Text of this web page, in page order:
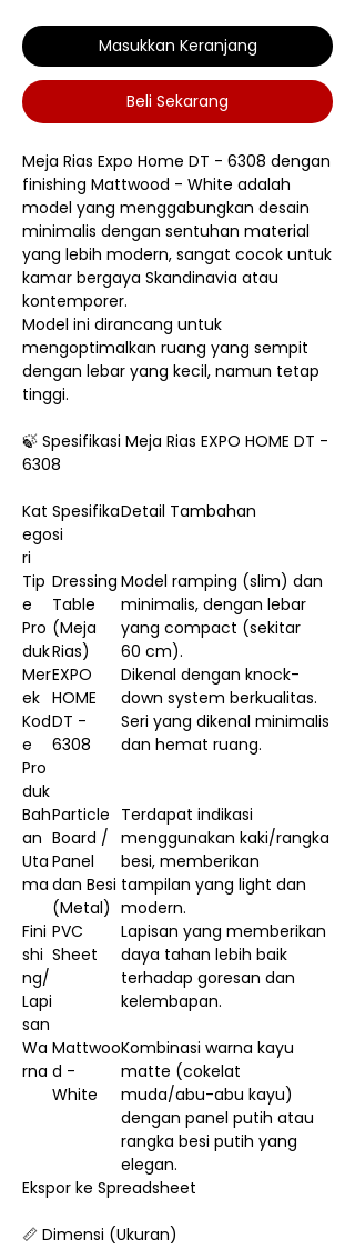
Masukkan Keranjang
Beli Sekarang
Meja Rias Expo Home DT - 6308 dengan
finishing Mattwood - White adalah
model yang menggabungkan desain
minimalis dengan sentuhan material
yang lebih modern, sangat cocok untuk
kamar bergaya Skandinavia atau
kontemporer.
Model ini dirancang untuk
mengoptimalkan ruang yang sempit
dengan lebar yang kecil, namun tetap
tinggi.
🍃 Spesifikasi Meja Rias EXPO HOME DT -
6308
Kat
ego
ri
Spesifika
si
Detail Tambahan
Tip
e
Pro
duk
Dressing
Table
(Meja
Rias)
Model ramping (slim) dan
minimalis, dengan lebar
yang compact (sekitar
60 cm).
Mer
ek
EXPO
HOME
Dikenal dengan knock-
down system berkualitas.
Kod
e
Pro
duk
DT -
6308
Seri yang dikenal minimalis
dan hemat ruang.
Bah
an
Uta
ma
Particle
Board /
Panel
dan Besi
(Metal)
Terdapat indikasi
menggunakan kaki/rangka
besi, memberikan
tampilan yang light dan
modern.
Fini
shi
ng/
Lapi
san
PVC
Sheet
Lapisan yang memberikan
daya tahan lebih baik
terhadap goresan dan
kelembapan.
Wa
rna
Mattwoo
d -
White
Kombinasi warna kayu
matte (cokelat
muda/abu-abu kayu)
dengan panel putih atau
rangka besi putih yang
elegan.
Ekspor ke Spreadsheet
📏 Dimensi (Ukuran)